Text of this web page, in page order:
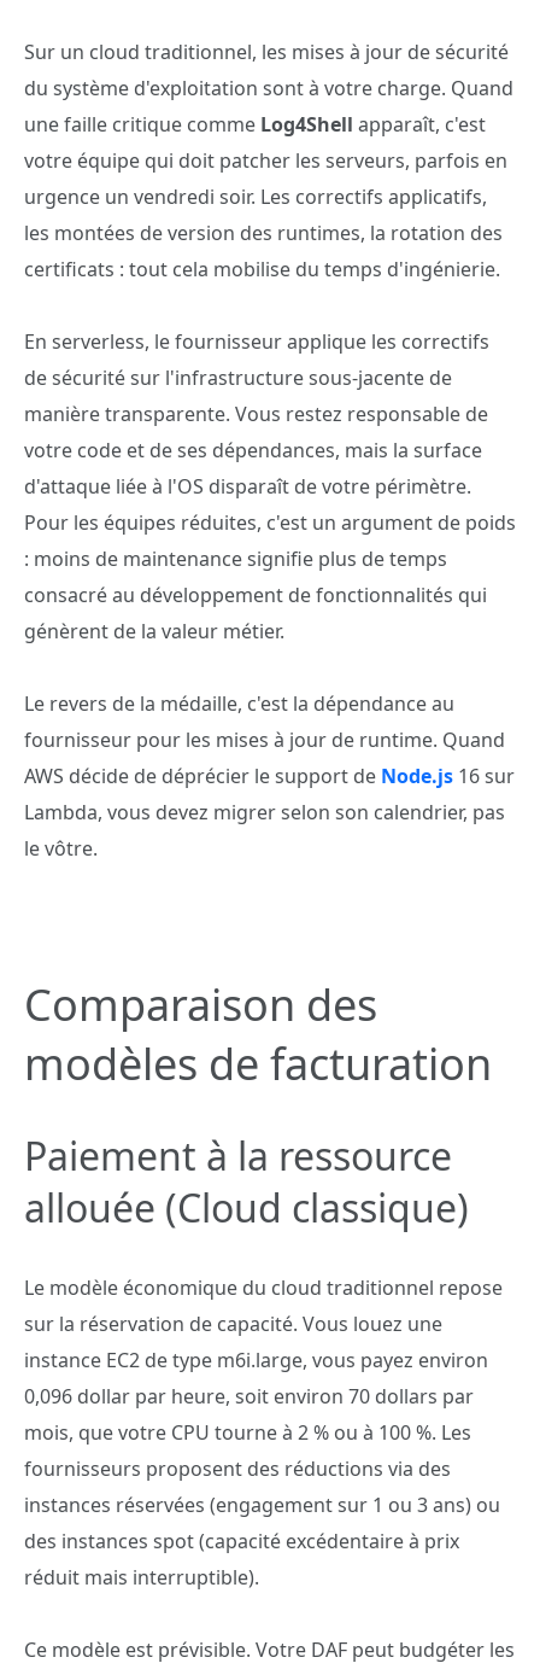
Sur un cloud traditionnel, les mises à jour de sécurité
du système d'exploitation sont à votre charge. Quand
une faille critique comme Log4Shell apparaît, c'est
votre équipe qui doit patcher les serveurs, parfois en
urgence un vendredi soir. Les correctifs applicatifs,
les montées de version des runtimes, la rotation des
certificats : tout cela mobilise du temps d'ingénierie.
En serverless, le fournisseur applique les correctifs
de sécurité sur l'infrastructure sous-jacente de
manière transparente. Vous restez responsable de
votre code et de ses dépendances, mais la surface
d'attaque liée à l'OS disparaît de votre périmètre.
Pour les équipes réduites, c'est un argument de poids
: moins de maintenance signifie plus de temps
consacré au développement de fonctionnalités qui
génèrent de la valeur métier.
Le revers de la médaille, c'est la dépendance au
fournisseur pour les mises à jour de runtime. Quand
AWS décide de déprécier le support de Node.js 16 sur
Lambda, vous devez migrer selon son calendrier, pas
le vôtre.
Comparaison des
modèles de facturation
Paiement à la ressource
allouée (Cloud classique)
Le modèle économique du cloud traditionnel repose
sur la réservation de capacité. Vous louez une
instance EC2 de type m6i.large, vous payez environ
0,096 dollar par heure, soit environ 70 dollars par
mois, que votre CPU tourne à 2 % ou à 100 %. Les
fournisseurs proposent des réductions via des
instances réservées (engagement sur 1 ou 3 ans) ou
des instances spot (capacité excédentaire à prix
réduit mais interruptible).
Ce modèle est prévisible. Votre DAF peut budgéter les